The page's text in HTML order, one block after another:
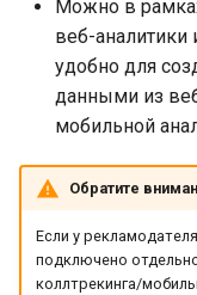
Можно в
веб-аналитики
удобно для
данными из
мобильной
Обратите
Если у
подключено
коллтрекинга/